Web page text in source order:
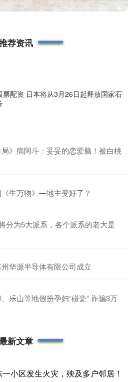
荐资讯
票配资 日本将从3月26日起释放国家石
》病阿斗：妥妥的恋爱脑！被白桃
生万物》—地主变好了？
分为5大派系，各个派系的老大是
华源半导体有限公司成立
乐山等地假扮孕妇“碰瓷” 诈骗3万
新文章
小区发生火灾，殃及多户邻居！